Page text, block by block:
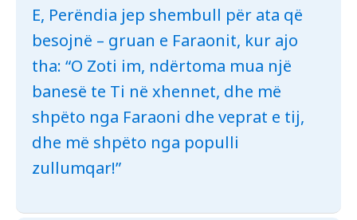
E, Perëndia jep shembull për ata që
besojnë – gruan e Faraonit, kur ajo
tha: “O Zoti im, ndërtoma mua një
banesë te Ti në xhennet, dhe më
shpëto nga Faraoni dhe veprat e tij,
dhe më shpëto nga populli
zullumqar!”